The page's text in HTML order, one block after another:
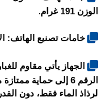
الوزن 191 غرام.
خامات تصنيع الهاتف:
لرذاذ الماء فقط، دون